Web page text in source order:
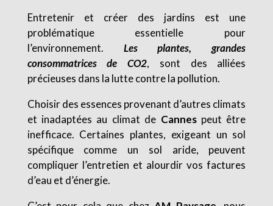
Entretenir et créer des jardins est une
problématique essentielle pour
l’environnement. Les plantes, grandes
consommatrices de CO2, sont des alliées
précieuses dans la lutte contre la pollution.
Choisir des essences provenant d’autres climats
et inadaptées au climat de Cannespeut être
inefficace. Certaines plantes, exigeant un sol
spécifique comme un sol aride, peuvent
compliquer l’entretien et alourdir vos factures
d’eau et d’énergie.